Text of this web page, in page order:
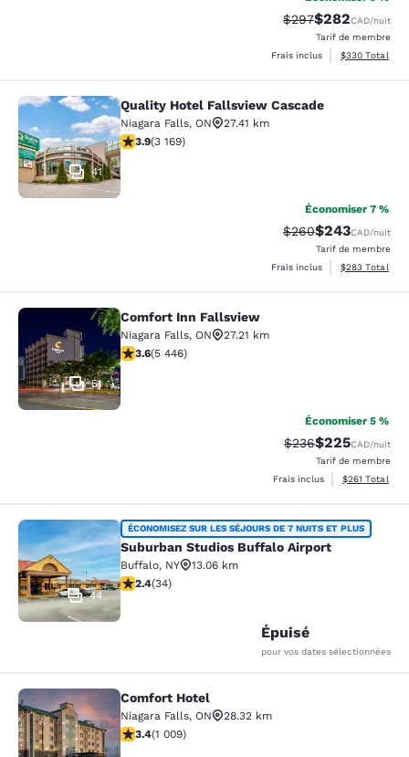
Tarif barré :
$297Tarif réduit :
$282CAD/nuit
Tarif de membre
Frais inclus
Afficher les
$330 Total
Quality Hotel Fallsview Cascade
41
Quality Hotel Fallsview Cascade
Niagara Falls, ON
27.41 km
3.9 étoiles. Bien. 3169 commentaires
3.9(3 169)
Économiser 7 %
Tarif barré :
$260Tarif réduit :
$243CAD/nuit
Tarif de membre
Frais inclus
Afficher les
$283 Total
Comfort Inn Fallsview
51
Comfort Inn Fallsview
Niagara Falls, ON
27.21 km
3.63 étoiles. Bien. 5446 commentaires
3.6(5 446)
Économiser 5 %
Tarif barré :
$236Tarif réduit :
$225CAD/nuit
Tarif de membre
Frais inclus
Afficher les
$261 Total
Suburban Studios Buffalo Airport
44
ÉCONOMISEZ SUR LES SÉJOURS DE 7 NUITS ET PLUS
Suburban Studios Buffalo Airport
Buffalo, NY
13.06 km
2.35 étoiles. Moyen. 34 commentaires
2.4(34)
Épuisé
pour vos dates sélectionnées
Comfort Hotel
Comfort Hotel
Niagara Falls, ON
28.32 km
3.4 étoiles. Bien. 1009 commentaires
3.4(1 009)